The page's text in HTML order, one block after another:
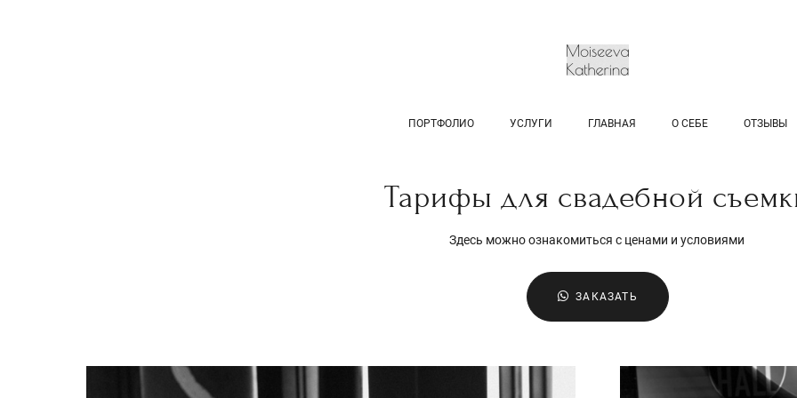
ПОРТФОЛИО УСЛУГИ ГЛАВНАЯ О СЕБЕ ОТЗЫВЫ
Тарифы для свадебной
Здесь можно ознакомиться с ценами и условиями
ЗАКАЗАТЬ